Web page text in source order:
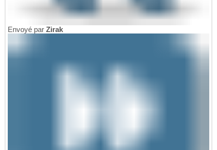
Envoyé par Zirak